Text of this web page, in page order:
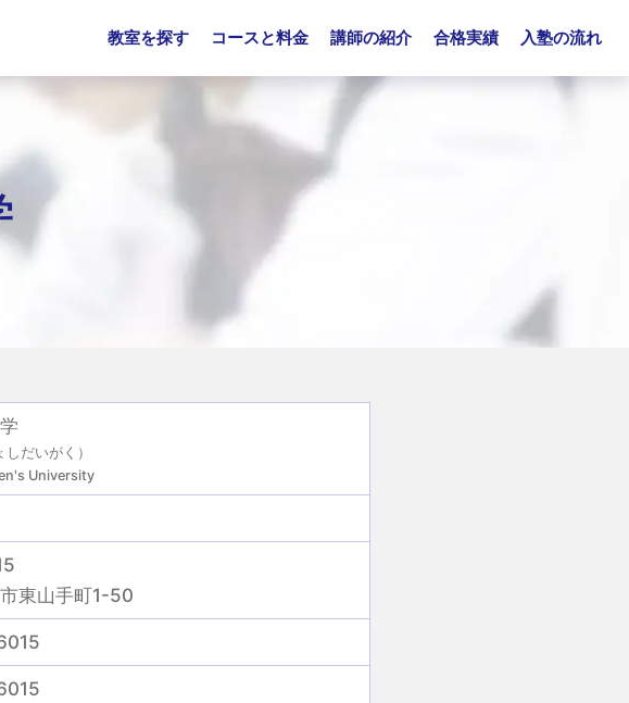
教室を探す コースと料金 講師の紹介 合格実績 入塾の流れ
しだいがく）
University
東山手町1-50